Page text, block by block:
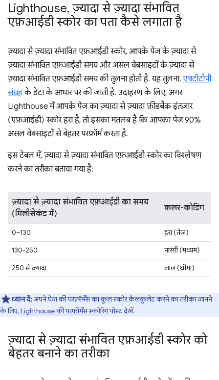
Lighthouse, ज़्यादा से ज़्यादा संभावित
एफ़आईडी स्कोर का पता कैसे लगाता है
ज़्यादा से ज़्यादा संभावित एफ़आईडी स्कोर, आपके पेज के ज़्यादा से
ज़्यादा संभावित एफ़आईडी समय और असल वेबसाइटों के ज़्यादा से
ज़्यादा संभावित एफ़आईडी समय की तुलना होती है. यह तुलना, एचटीटीपी
संग्रहके डेटा के आधार पर की जाती है. उदाहरण के लिए, अगर
Lighthouse में आपके पेज का ज़्यादा से ज़्यादा फ़ीडबैक इंतज़ार
(एफ़आईडी) स्कोर हरा है, तो इसका मतलब है कि आपका पेज 90%
असल वेबसाइटों से बेहतर परफ़ॉर्म करता है.
इस टेबल में, ज़्यादा से ज़्यादा संभावित एफ़आईडी स्कोर का विश्लेषण
करने का तरीका बताया गया है:
ज़्यादा से ज़्यादा संभावित एफ़आईडी का समय
(मिलीसेकंड में)
कलर-कोडिंग
0–130
हरा (तेज़)
130-250
नारंगी (मध्यम)
250 से ज़्यादा
लाल (धीमा)
ध्यान दें:अपने पेज की परफ़ॉर्मेंस का कुल स्कोर कैलकुलेट करने का तरीका जानने
के लिए, Lighthouse की परफ़ॉर्मेंस स्कोरिंगपोस्ट देखें.
ज़्यादा से ज़्यादा संभावित एफ़आईडी स्कोर को
बेहतर बनाने का तरीका